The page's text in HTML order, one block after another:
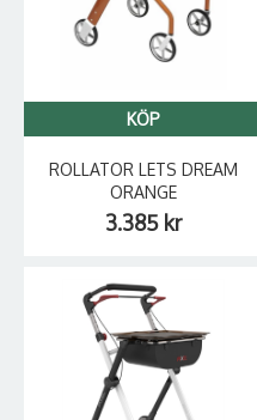
KÖP
ROLLATOR LETS DREAM
ORANGE
3.385 kr